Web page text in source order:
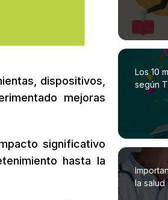
dispositivos,
mejoras
significativo
hasta la
Los 10
según
la salud